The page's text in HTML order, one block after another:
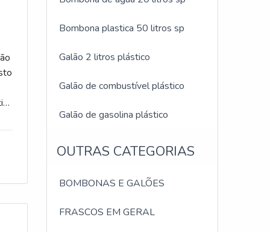
Bombona plastica 50 litros sp
Galão 2 litros plástico
Galão de combustível plástico
Galão de gasolina plástico
OUTRAS CATEGORIAS
BOMBONAS E GALÕES
FRASCOS EM GERAL